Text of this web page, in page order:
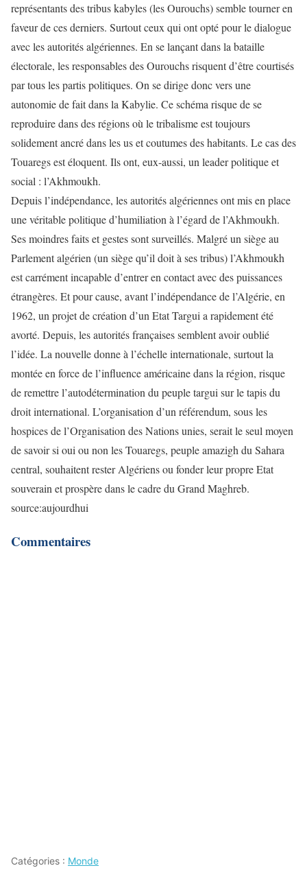
représentants des tribus kabyles (les Ourouchs) semble tourner en
faveur de ces derniers. Surtout ceux qui ont opté pour le dialogue
avec les autorités algériennes. En se lançant dans la bataille
électorale, les responsables des Ourouchs risquent d’être courtisés
par tous les partis politiques. On se dirige donc vers une
autonomie de fait dans la Kabylie. Ce schéma risque de se
reproduire dans des régions où le tribalisme est toujours
solidement ancré dans les us et coutumes des habitants. Le cas des
Touaregs est éloquent. Ils ont, eux-aussi, un leader politique et
social : l’Akhmoukh.
Depuis l’indépendance, les autorités algériennes ont mis en place
une véritable politique d’humiliation à l’égard de l’Akhmoukh.
Ses moindres faits et gestes sont surveillés. Malgré un siège au
Parlement algérien (un siège qu’il doit à ses tribus) l’Akhmoukh
est carrément incapable d’entrer en contact avec des puissances
étrangères. Et pour cause, avant l’indépendance de l’Algérie, en
1962, un projet de création d’un Etat Targui a rapidement été
avorté. Depuis, les autorités françaises semblent avoir oublié
l’idée. La nouvelle donne à l’échelle internationale, surtout la
montée en force de l’influence américaine dans la région, risque
de remettre l’autodétermination du peuple targui sur le tapis du
droit international. L’organisation d’un référendum, sous les
hospices de l’Organisation des Nations unies, serait le seul moyen
de savoir si oui ou non les Touaregs, peuple amazigh du Sahara
central, souhaitent rester Algériens ou fonder leur propre Etat
souverain et prospère dans le cadre du Grand Maghreb.
source:aujourdhui
Commentaires
Catégories : Monde